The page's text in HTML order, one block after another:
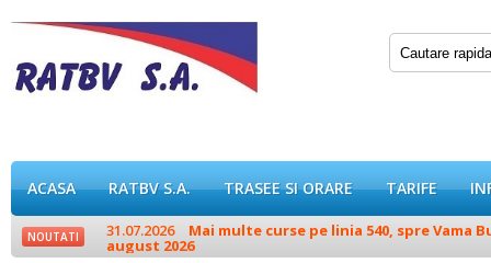
ACASA RATBV S.A. TRASEE SI ORARE TARIFE
NOUTATI 31.07.2026 Mai multe curse pe linia 540, spre Vama
august 2026